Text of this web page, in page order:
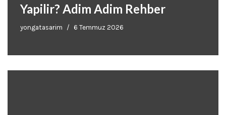
Yapilir? Adim Adim Rehber
yongatasarim 6 Temmuz 2026